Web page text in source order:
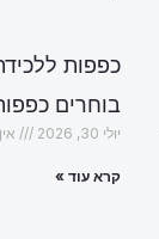
כפפות
בוחרים
יולי 30, 2026
קרא עוד »